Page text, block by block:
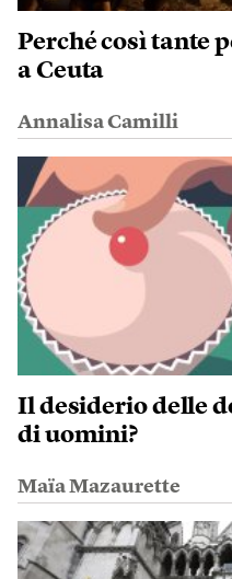
Perché così tante
a Ceuta
Annalisa Camilli
Il desiderio delle
di uomini?
Maïa Mazaurette